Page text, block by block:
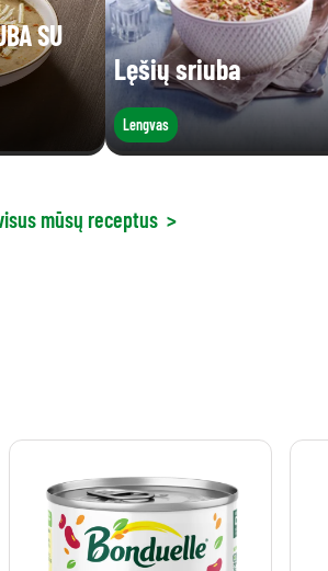
SU
Lęšių sriuba
Lengvas
mūsų receptus >